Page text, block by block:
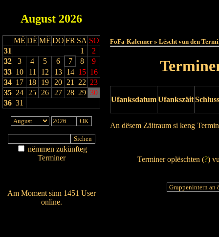
August 2026
MÉ DË MË DO FR SA SO
31
1
2
32
3 4 5 6 7 8
9
33 10 11 12 13 14 15 16
34 17 18 19 20 21 22 23
35 24 25 26 27 28 29 30
36 31
nëmmen zukünfteg
Terminer
Am Moment sinn 1451 User
online.
FoFa-Kalenner » Lëscht vun den
UfanksdatumUfankszäit
An dësem Zäitraum si keng
Terminer oplëschten (?)